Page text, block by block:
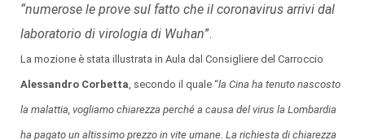
“numerose le prove sul fatto che il coronavirus arrivi dal
laboratorio di virologia di Wuhan”.
La mozione è stata illustrata in Aula dal Consigliere del Carroccio
Alessandro Corbetta , secondo il quale “la Cina ha tenuto nascosto
la malattia, vogliamo chiarezza perché a causa del virus la Lombardia
ha pagato un altissimo prezzo in vite umane. La richiesta di chiarezza